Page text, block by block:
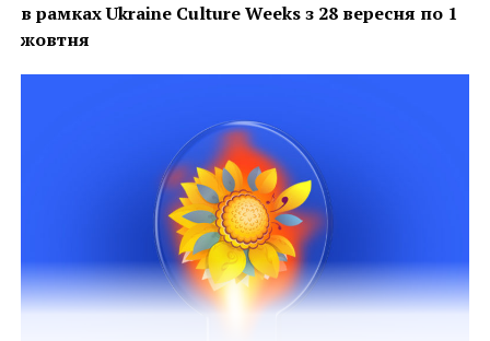
В проекті беруть участь роботи, відібрані з усієї
України на конкурсній основі, що мають найвищий
художній рівень і не суперечать за змістом Біблії.
Вибрані твори відкривають для глядача
євангельський біблійний сюжет, ілюструють красу і
в рамкахUkraine Culture Weeks з 28 вересня по 1
жовтня